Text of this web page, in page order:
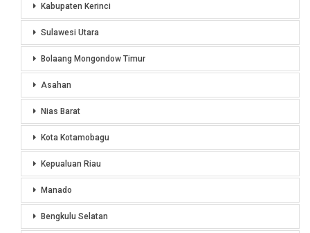
Kabupaten Kerinci
Sulawesi Utara
Bolaang Mongondow Timur
Asahan
Nias Barat
Kota Kotamobagu
Kepualuan Riau
Manado
Bengkulu Selatan